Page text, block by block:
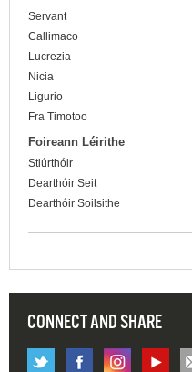
Servant
Callimaco
Lucrezia
Nicia
Ligurio
Fra Timotoo
Foireann Léirithe
Stiúrthóir
Dearthóir Seit
Dearthóir Soilsithe
CONNECT AND SHARE